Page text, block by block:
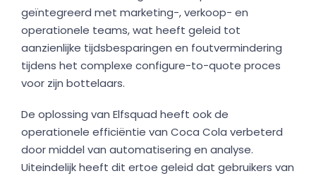
geïntegreerd met marketing-, verkoop- en
operationele teams, wat heeft geleid tot
aanzienlijke tijdsbesparingen en foutvermindering
tijdens het complexe configure-to-quote proces
voor zijn bottelaars.
De oplossing van Elfsquad heeft ook de
operationele efficiëntie van Coca Cola verbeterd
door middel van automatisering en analyse.
Uiteindelijk heeft dit ertoe geleid dat gebruikers van